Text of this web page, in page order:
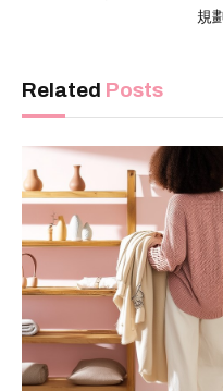
規劃
Related Posts